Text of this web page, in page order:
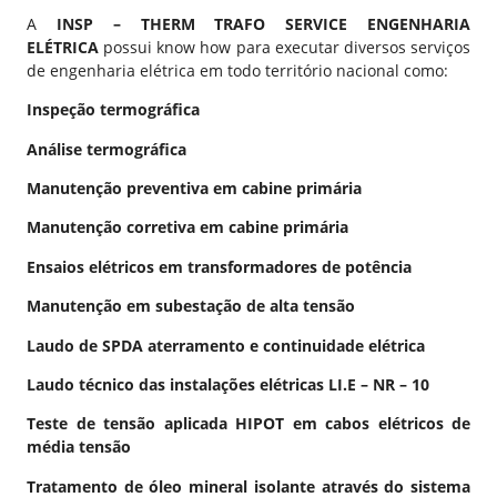
A INSP – THERM TRAFO SERVICE ENGENHARIA
ELÉTRICA possui know how para executar diversos serviços
de engenharia elétrica em todo território nacional como:
Inspeção termográfica
Análise termográfica
Manutenção preventiva em cabine primária
Manutenção corretiva em cabine primária
Ensaios elétricos em transformadores de potência
Manutenção em subestação de alta tensão
Laudo de SPDA aterramento e continuidade elétrica
Laudo técnico das instalações elétricas LI.E – NR – 10
Teste de tensão aplicada HIPOT em cabos elétricos de
média tensão
Tratamento de óleo mineral isolante através do sistema